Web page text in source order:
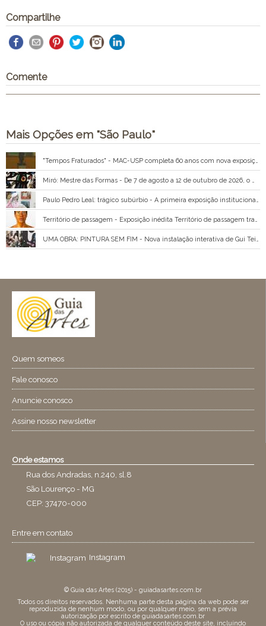
Compartilhe
Comente
Mais Opções em "São Paulo"
Quem someos
Fale conosco
Anuncie conosco
Assine nosso newsletter
Onde estamos
Rua dos Andradas, n.240, sl.8
São Lourenço - MG
CEP: 37470-000
Entre em contato
Instagram
© Guia das Artes (2015) - guiadasartes.com.br
Todos os direitos reservados. Nenhuma parte desta página da web pode ser
reproduzida de nenhum modo, ou por qualquer meio, sem a prévia
autorização por escrito de guiadasartes.com.br
O uso ou cópia não autorizada de qualquer conteúdo deste site, incluíndo